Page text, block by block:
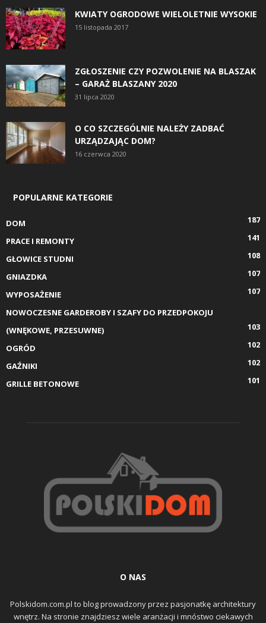
KWIATY OGRODOWE WIELOLETNIE WYSOKIE
15 listopada 2017
ZGŁOSZENIE CZY POZWOLENIE NA BLASZAK
– GARAŻ BLASZANY 2020
31 lipca 2020
O CO SZCZEGÓLNIE NALEŻY ZADBAĆ
URZĄDZAJĄC DOM?
16 czerwca 2020
POPULARNE KATEGORIE
DOM
187
PRACE I REMONTY
141
GŁOWICE STUDNI
108
GNIAZDKA
107
WYPOSAŻENIE
107
NOWOCZESNE GARDEROBY I SZAFY DO PRZEDPOKOJU
(WNĘKOWE, PRZESUWNE)
103
OGRÓD
102
GAŹNIKI
102
GRILLE BETONOWE
101
O NAS
Polskidom.com.pl to blog prowadzony przez pasjonatkę architektury
wnętrz. Na stronie znajdziesz wiele aranżacji i mnóstwo ciekawych